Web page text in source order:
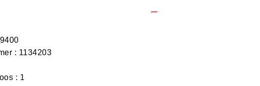
: 1134203
: 1